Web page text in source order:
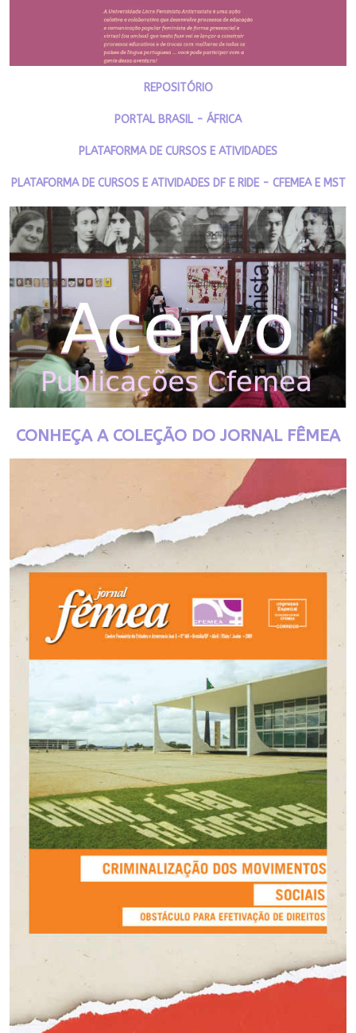
REPOSITÓRIO
PORTAL BRASIL - ÁFRICA
PLATAFORMA DE CURSOS E ATIVIDADES
PLATAFORMA DE CURSOS E ATIVIDADES DF E RIDE - CFEMEA E MST
CONHEÇA A COLEÇÃO DO JORNAL FÊMEA